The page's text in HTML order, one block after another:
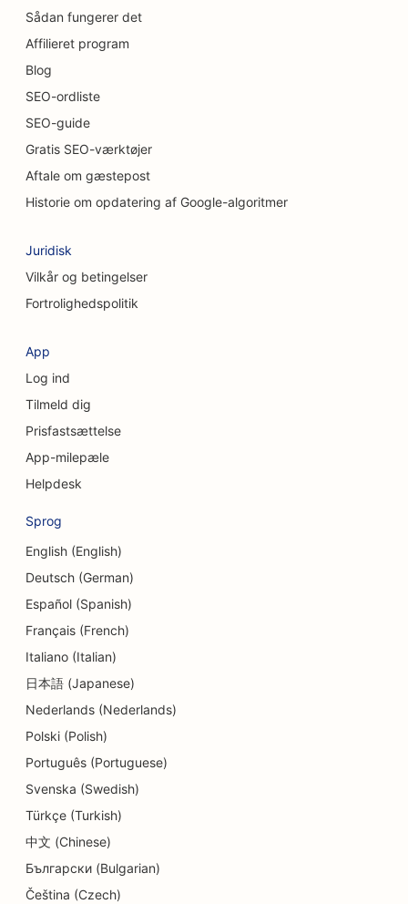
SEO for uformelle restauranter
SEO til kattecaféer
SEO for kiropraktorer
SEO for kemiske peeling-tjenester
SEO til rengøringsservice
SEO for kosmetiske kirurger
SEO for konsulentfirmaer
SEO for kaffebarer
SEO til tøjbutikker
SEO for cupcake-butikker
SEO for valutavekslingstjenester
SEO for dansestudier
SEO for daginstitutioner
SEO for gældsrådgivningstjenester
SEO for delikatesseforretninger
SEO for tandlægeklinikker
SEO for detailbutikker
SEO for donutbutikker
SEO for spisesteder
SEO for renserier
SEO for elektrikere
Sådan fungerer det
Affilieret program
Blog
SEO-ordliste
SEO-guide
Gratis SEO-værktøjer
Aftale om gæstepost
Historie om opdatering af Google-algoritmer
Juridisk
Vilkår og betingelser
Fortrolighedspolitik
App
Log ind
Tilmeld dig
Prisfastsættelse
App-milepæle
Helpdesk
Sprog
English (English)
Deutsch (German)
Español (Spanish)
Français (French)
Italiano (Italian)
日本語 (Japanese)
Nederlands (Nederlands)
Polski (Polish)
Português (Portuguese)
Svenska (Swedish)
Türkçe (Turkish)
中文 (Chinese)
Български (Bulgarian)
Čeština (Czech)